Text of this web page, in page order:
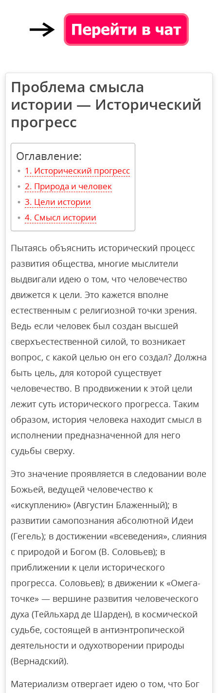
Проблема смысла
истории — Исторический
прогресс
Оглавление:
Исторический прогресс
Природа и человек
Цели истории
Смысл истории
Пытаясь объяснить исторический процесс
развития общества, многие мыслители
выдвигали идею о том, что человечество
движется к цели. Это кажется вполне
естественным с религиозной точки зрения.
Ведь если человек был создан высшей
сверхъестественной силой, то возникает
вопрос, с какой целью он его создал? Должна
быть цель, для которой существует
человечество. В продвижении к этой цели
лежит суть исторического прогресса. Таким
образом, история человека находит смысл в
исполнении предназначенной для него
судьбы сверху.
Это значение проявляется в следовании воле
Божьей, ведущей человечество к
«искуплению» (Августин Блаженный); в
развитии самопознания абсолютной Идеи
(Гегель); в достижении «всеведения», слияния
с природой и Богом (В. Соловьев); в
приближении к цели исторического
прогресса. Соловьев); в движении к «Омега-
точке» — вершине развития человеческого
духа (Тейльхард де Шарден), в космической
судьбе, состоящей в антиэнтропической
деятельности и одухотворении природы
(Вернадский).
Материализм отвергает идею о том, что Бог